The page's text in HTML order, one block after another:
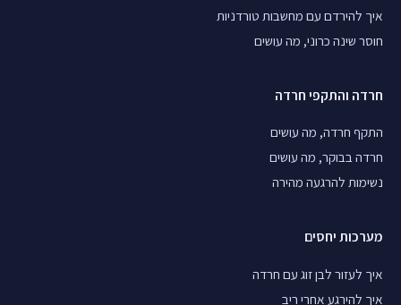
איך להירדם עם מחשבות טורדניות
חוסר שינה כרוני, מה עושים
חרדה והתקפי חרדה
התקף חרדה, מה עושים
חרדה בבוקר, מה עושים
נשימות להרגעה מהירה
מערכות יחסים
איך לעזור לבן זוג עם חרדה
איך להירגע אחרי ריב